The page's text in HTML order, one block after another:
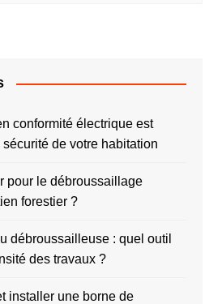
conformité électrique est
de votre habitation
pour le débroussaillage
forestier ?
débroussailleuse : quel outil
des travaux ?
installer une borne de